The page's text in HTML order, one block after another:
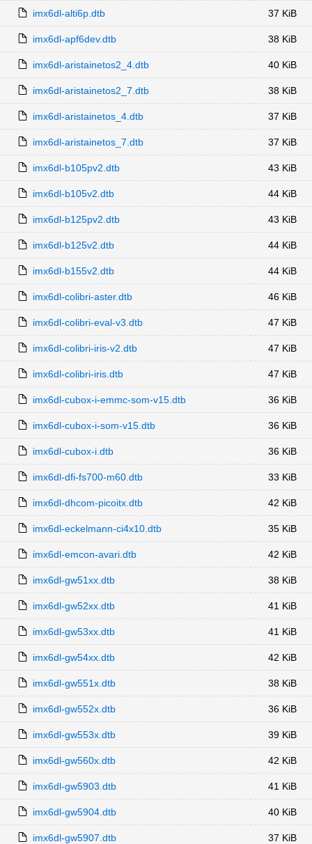
imx6dl-alti6p.dtb 37 KiB
imx6dl-apf6dev.dtb 38 KiB
imx6dl-aristainetos2_4.dtb 40 KiB
imx6dl-aristainetos2_7.dtb 38 KiB
imx6dl-aristainetos_4.dtb 37 KiB
imx6dl-aristainetos_7.dtb 37 KiB
imx6dl-b105pv2.dtb 43 KiB
imx6dl-b105v2.dtb 44 KiB
imx6dl-b125pv2.dtb 43 KiB
imx6dl-b125v2.dtb 44 KiB
imx6dl-b155v2.dtb 44 KiB
imx6dl-colibri-aster.dtb 46 KiB
imx6dl-colibri-eval-v3.dtb 47 KiB
imx6dl-colibri-iris-v2.dtb 47 KiB
imx6dl-colibri-iris.dtb 47 KiB
imx6dl-cubox-i-emmc-som-v15.dtb 36 KiB
imx6dl-cubox-i-som-v15.dtb 36 KiB
imx6dl-cubox-i.dtb 36 KiB
imx6dl-dfi-fs700-m60.dtb 33 KiB
imx6dl-dhcom-picoitx.dtb 42 KiB
imx6dl-eckelmann-ci4x10.dtb 35 KiB
imx6dl-emcon-avari.dtb 42 KiB
imx6dl-gw51xx.dtb 38 KiB
imx6dl-gw52xx.dtb 41 KiB
imx6dl-gw53xx.dtb 41 KiB
imx6dl-gw54xx.dtb 42 KiB
imx6dl-gw551x.dtb 38 KiB
imx6dl-gw552x.dtb 36 KiB
imx6dl-gw553x.dtb 39 KiB
imx6dl-gw560x.dtb 42 KiB
imx6dl-gw5903.dtb 41 KiB
imx6dl-gw5904.dtb 40 KiB
imx6dl-gw5907.dtb 37 KiB